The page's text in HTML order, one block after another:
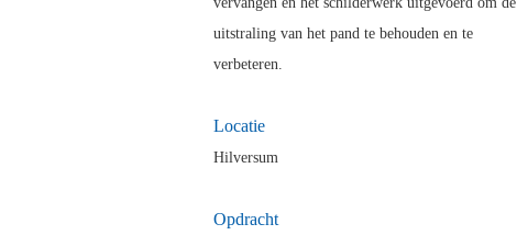
uitstraling van het pand te behouden en te
verbeteren.
Locatie
Hilversum
Opdracht